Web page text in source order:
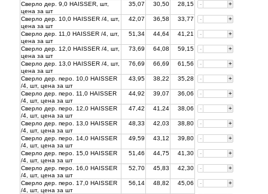
Сверло дер. 9,0 HAISSER, шт,
цена за шт
35,07 30,50 28,15 - +
Сверло дер. 10,0 HAISSER /4, шт,
цена за шт
42,07 36,58 33,77 - +
Сверло дер. 11,0 HAISSER /4, шт,
цена за шт
51,34 44,64 41,21 - +
Сверло дер. 12,0 HAISSER /4, шт,
цена за шт
73,69 64,08 59,15 - +
Сверло дер. 13,0 HAISSER /4, шт,
цена за шт
76,69 66,69 61,56 - +
Сверло дер. перо. 10,0 HAISSER
/4, шт, цена за шт
43,95 38,22 35,28 - +
Сверло дер. перо. 11,0 HAISSER
/4, шт, цена за шт
44,92 39,07 36,06 - +
Сверло дер. перо. 12,0 HAISSER
/4, шт, цена за шт
47,42 41,24 38,06 - +
Сверло дер. перо. 13,0 HAISSER
/4, шт, цена за шт
48,33 42,03 38,80 - +
Сверло дер. перо. 14,0 HAISSER
/4, шт, цена за шт
49,59 43,12 39,80 - +
Сверло дер. перо. 15,0 HAISSER
/4, шт, цена за шт
51,46 44,75 41,30 - +
Сверло дер. перо. 16,0 HAISSER
/4, шт, цена за шт
52,70 45,83 42,30 - +
Сверло дер. перо. 17,0 HAISSER
/4, шт, цена за шт
56,14 48,82 45,06 - +